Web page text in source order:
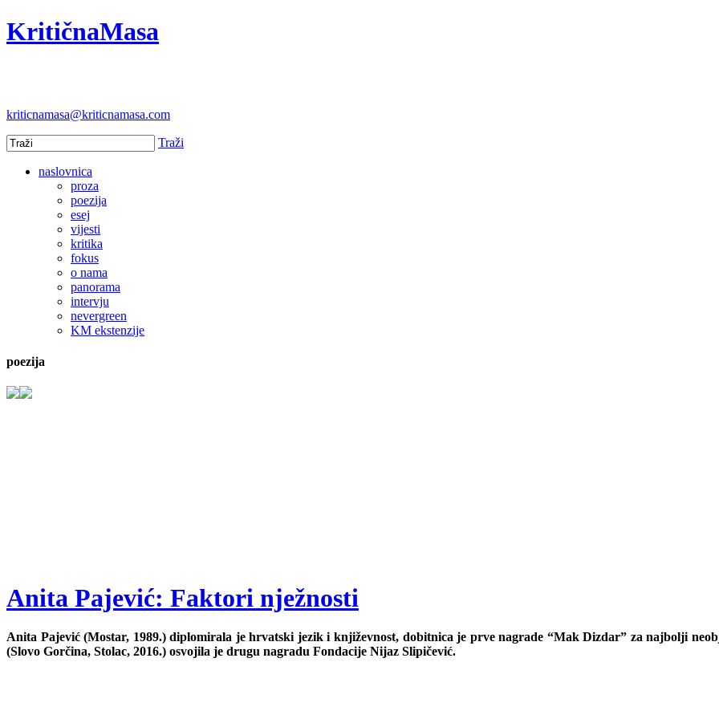
KritičnaMasa
kriticnamasa@kriticnamasa.com
Traži
naslovnica
proza
poezija
esej
vijesti
kritika
fokus
o nama
panorama
intervju
nevergreen
KM ekstenzije
poezija
Anita Pajević: Faktori nježnosti
Anita Pajević (Mostar, 1989.) diplomirala je hrvatski jezik i književnost, dobitnica je prve nagrade “Mak Dizdar” za najbolji
(Slovo Gorčina, Stolac, 2016.) osvojila je drugu nagradu Fondacije Nijaz Slipičević.